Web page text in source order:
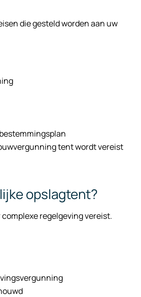
die gesteld worden aan uw
tent wordt vereist
opslagtent?
regelgeving vereist.